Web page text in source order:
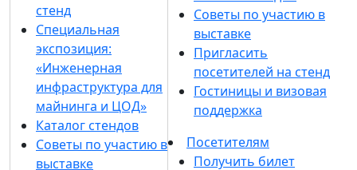
стенд
Специальная
экспозиция:
«Инженерная
инфраструктура для
майнинга и ЦОД»
Каталог стендов
Советы по участию в
выставке
Советы по участию в
выставке
Пригласить
посетителей на стенд
Гостиницы и визовая
поддержка
Посетителям
Получить билет